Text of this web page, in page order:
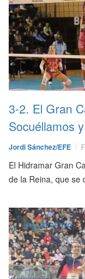
3-2. El Gran
Socuéllamos
Jordi Sánchez/EFE
El Hidramar Gran
de la Reina, que
POLIDEPORTIVO